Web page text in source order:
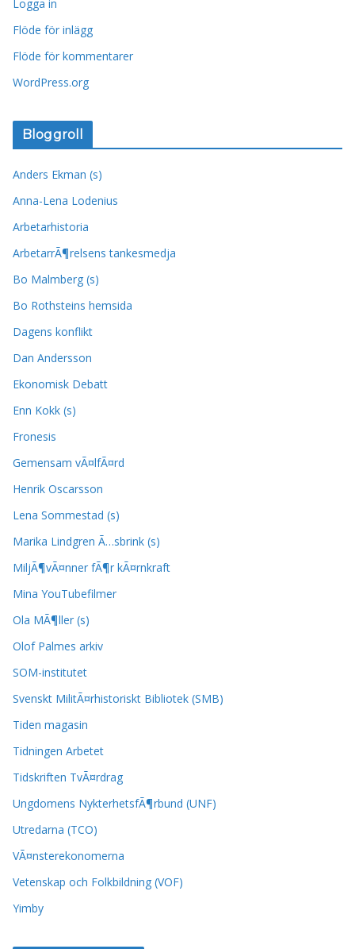
Logga in
Flöde för inlägg
Flöde för kommentarer
WordPress.org
Bloggroll
Anders Ekman (s)
Anna-Lena Lodenius
Arbetarhistoria
ArbetarrÃ¶relsens tankesmedja
Bo Malmberg (s)
Bo Rothsteins hemsida
Dagens konflikt
Dan Andersson
Ekonomisk Debatt
Enn Kokk (s)
Fronesis
Gemensam vÃ¤lfÃ¤rd
Henrik Oscarsson
Lena Sommestad (s)
Marika Lindgren Ã…sbrink (s)
MiljÃ¶vÃ¤nner fÃ¶r kÃ¤rnkraft
Mina YouTubefilmer
Ola MÃ¶ller (s)
Olof Palmes arkiv
SOM-institutet
Svenskt MilitÃ¤rhistoriskt Bibliotek (SMB)
Tiden magasin
Tidningen Arbetet
Tidskriften TvÃ¤rdrag
Ungdomens NykterhetsfÃ¶rbund (UNF)
Utredarna (TCO)
VÃ¤nsterekonomerna
Vetenskap och Folkbildning (VOF)
Yimby